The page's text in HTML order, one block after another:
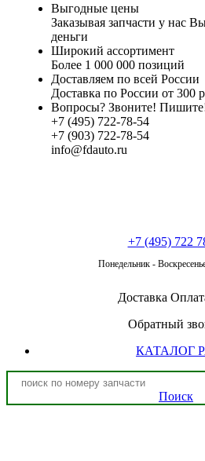
Выгодные цены
Заказывая запчасти у нас
деньги
Широкий ассортимент
Более 1 000 000 позиций
Доставляем по всей России
Доставка по России от 300
Вопросы? Звоните!
+7 (495) 722-78-54
+7 (903) 722-78-54
info@fdauto.ru
+7 (495) 722
Понедельник -
Доставка
Обратный
КАТАЛОГ
Поиск